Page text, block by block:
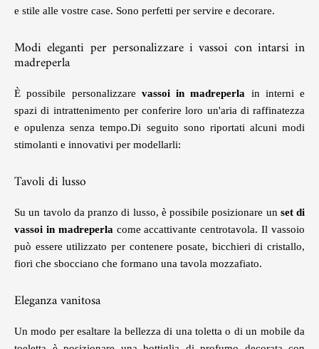
e stile alle vostre case. Sono perfetti per servire e decorare.
Modi eleganti per personalizzare i vassoi con intarsi in
madreperla
È possibile personalizzare vassoi in madreperla in interni e
spazi di intrattenimento per conferire loro un'aria di raffinatezza
e opulenza senza tempo.Di seguito sono riportati alcuni modi
stimolanti e innovativi per modellarli:
Tavoli di lusso
Su un tavolo da pranzo di lusso, è possibile posizionare un set di
vassoi in madreperla come accattivante centrotavola. Il vassoio
può essere utilizzato per contenere posate, bicchieri di cristallo,
fiori che sbocciano che formano una tavola mozzafiato.
Eleganza vanitosa
Un modo per esaltare la bellezza di una toletta o di un mobile da